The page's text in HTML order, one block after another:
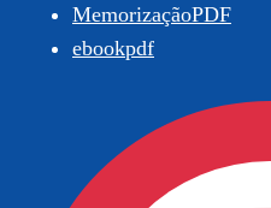
MemorizaçãoPDF
ebookpdf